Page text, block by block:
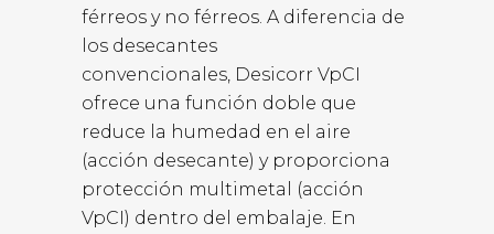
férreos y no férreos. A diferencia de
los desecantes
convencionales, Desicorr VpCI
ofrece una función doble que
reduce la humedad en el aire
(acción desecante) y proporciona
protección multimetal (acción
VpCI) dentro del embalaje. En